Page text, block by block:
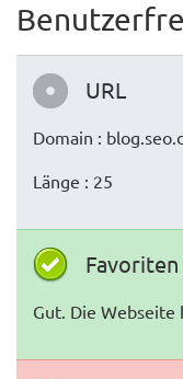
URL
Domain :
Länge : 25
Favoriten
Gut. Die Webseite